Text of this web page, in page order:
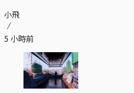
小飛
5 小時前